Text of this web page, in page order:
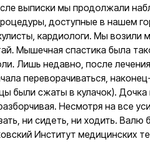
выписки мы продолжали
доступные в нашем
кардиологи. Мы возили
Мышечная спастика была
Лишь недавно, после
переворачиваться,
были сжаты в кулачок). Дочка
Несмотря на все
ни сидеть, ни ходить. Валю
Институт медицинских